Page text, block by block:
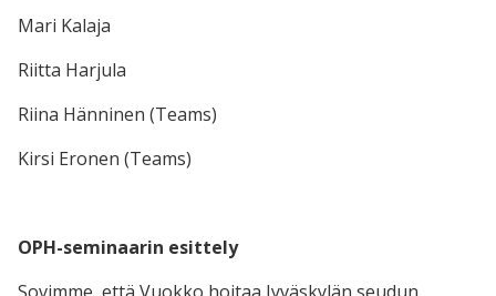
Mari Kalaja
Riitta Harjula
Riina Hänninen (Teams)
Kirsi Eronen (Teams)
OPH-seminaarin esittely